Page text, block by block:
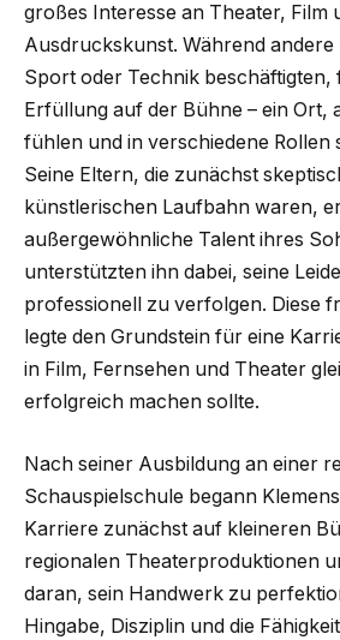
großes Interesse an Theater, Film
Ausdruckskunst. Während andere
Sport oder Technik beschäftigten,
Erfüllung auf der Bühne – ein Ort,
fühlen und in verschiedene Rollen
Seine Eltern, die zunächst
künstlerischen Laufbahn waren,
außergewöhnliche Talent ihres
unterstützten ihn dabei, seine
professionell zu verfolgen. Diese
legte den Grundstein für eine
in Film, Fernsehen und Theater
erfolgreich machen sollte.
Nach seiner Ausbildung an einer
Schauspielschule begann
Karriere zunächst auf kleineren
regionalen Theaterproduktionen
daran, sein Handwerk zu
Hingabe, Disziplin und die